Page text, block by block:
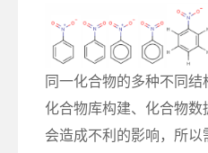
同一化合物的多种不同
化合物库构建、化合物
会造成不利的影响，所